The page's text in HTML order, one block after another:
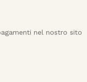
nel nostro sito